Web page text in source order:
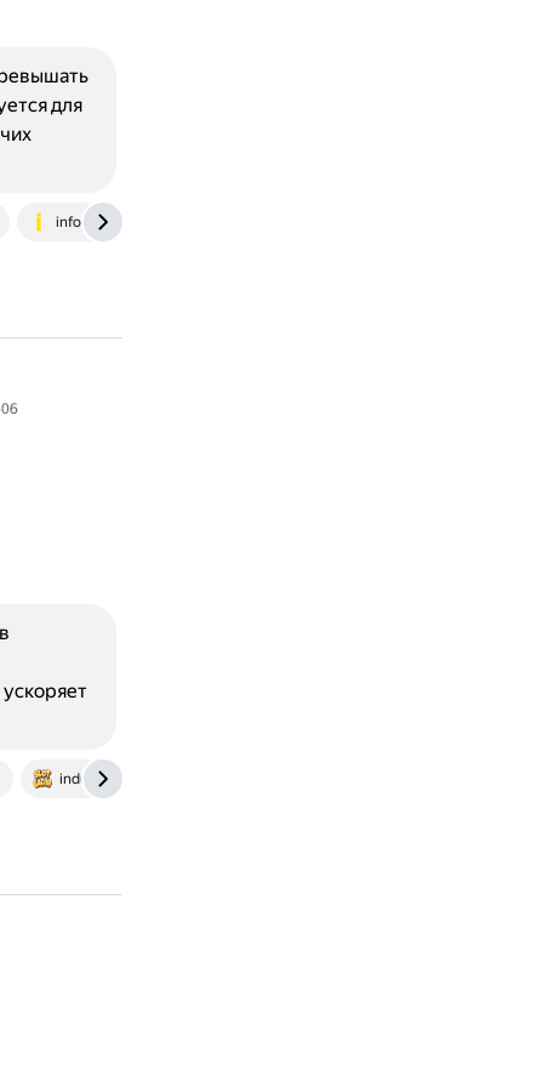
infourok.ru
для
industry-security.ru